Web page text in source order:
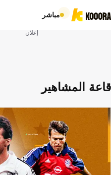
مباشر
إعلان
قاعة المشاهير